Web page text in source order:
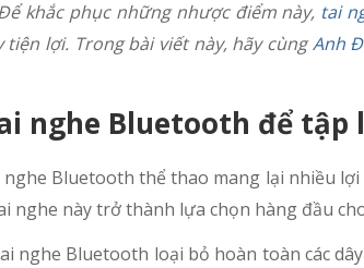
những hoạt động nào?
khắc phục những nhược điểm này, tai
lợi. Trong bài viết này, hãy cùngAnh
nghe Bluetooth để tập
Bluetooth thể thao mang lại nhiều
nghe này trở thành lựa chọn hàng đầu
nghe Bluetooth loại bỏ hoàn toàn các